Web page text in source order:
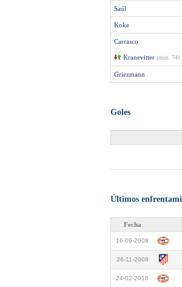
Saúl
Koke
Carrasco
Kranevitter (min. 74)
Griezmann
Goles
Últimos
Fecha
16-09-2008
26-11-2008
24-02-2016